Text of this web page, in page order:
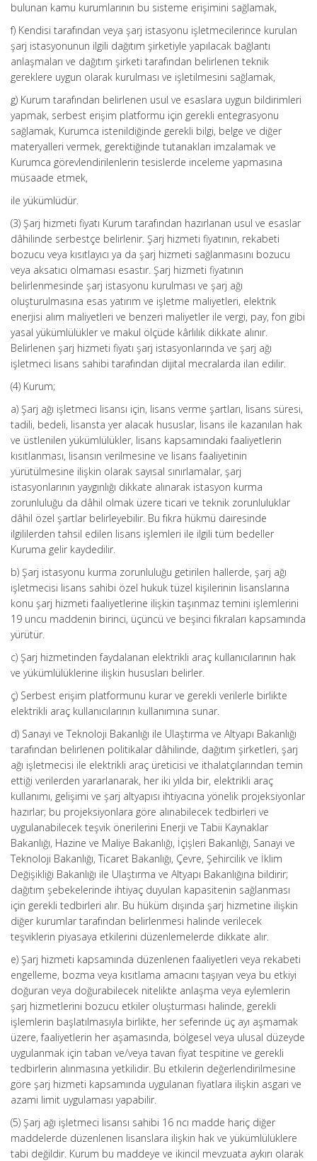
bulunan kamu kurumlarının bu sisteme erişimini sağlamak,
f) Kendisi tarafından veya şarj istasyonu işletmecilerince kurulan
şarj istasyonunun ilgili dağıtım şirketiyle yapılacak bağlantı
anlaşmaları ve dağıtım şirketi tarafından belirlenen teknik
gereklere uygun olarak kurulması ve işletilmesini sağlamak,
g) Kurum tarafından belirlenen usul ve esaslara uygun bildirimleri
yapmak, serbest erişim platformu için gerekli entegrasyonu
sağlamak, Kurumca istenildiğinde gerekli bilgi, belge ve diğer
materyalleri vermek, gerektiğinde tutanakları imzalamak ve
Kurumca görevlendirilenlerin tesislerde inceleme yapmasına
müsaade etmek,
ile yükümlüdür.
(3) Şarj hizmeti fiyatı Kurum tarafından hazırlanan usul ve esaslar
dâhilinde serbestçe belirlenir. Şarj hizmeti fiyatının, rekabeti
bozucu veya kısıtlayıcı ya da şarj hizmeti sağlanmasını bozucu
veya aksatıcı olmaması esastır. Şarj hizmeti fiyatının
belirlenmesinde şarj istasyonu kurulması ve şarj ağı
oluşturulmasına esas yatırım ve işletme maliyetleri, elektrik
enerjisi alım maliyetleri ve benzeri maliyetler ile vergi, pay, fon gibi
yasal yükümlülükler ve makul ölçüde kârlılık dikkate alınır.
Belirlenen şarj hizmeti fiyatı şarj istasyonlarında ve şarj ağı
işletmeci lisans sahibi tarafından dijital mecralarda ilan edilir.
(4) Kurum;
a) Şarj ağı işletmeci lisansı için, lisans verme şartları, lisans süresi,
tadili, bedeli, lisansta yer alacak hususlar, lisans ile kazanılan hak
ve üstlenilen yükümlülükler, lisans kapsamındaki faaliyetlerin
kısıtlanması, lisansın verilmesine ve lisans faaliyetinin
yürütülmesine ilişkin olarak sayısal sınırlamalar, şarj
istasyonlarının yaygınlığı dikkate alınarak istasyon kurma
zorunluluğu da dâhil olmak üzere ticari ve teknik zorunluluklar
dâhil özel şartlar belirleyebilir. Bu fıkra hükmü dairesinde
ilgililerden tahsil edilen lisans işlemleri ile ilgili tüm bedeller
Kuruma gelir kaydedilir.
b) Şarj istasyonu kurma zorunluluğu getirilen hallerde, şarj ağı
işletmecisi lisans sahibi özel hukuk tüzel kişilerinin lisanslarına
konu şarj hizmeti faaliyetlerine ilişkin taşınmaz temini işlemlerini
19 uncu maddenin birinci, üçüncü ve beşinci fıkraları kapsamında
yürütür.
c) Şarj hizmetinden faydalanan elektrikli araç kullanıcılarının hak
ve yükümlülüklerine ilişkin hususları belirler.
ç) Serbest erişim platformunu kurar ve gerekli verilerle birlikte
elektrikli araç kullanıcılarının kullanımına sunar.
d) Sanayi ve Teknoloji Bakanlığı ile Ulaştırma ve Altyapı Bakanlığı
tarafından belirlenen politikalar dâhilinde, dağıtım şirketleri, şarj
ağı işletmecisi ile elektrikli araç üreticisi ve ithalatçılarından temin
ettiği verilerden yararlanarak, her iki yılda bir, elektrikli araç
kullanımı, gelişimi ve şarj altyapısı ihtiyacına yönelik projeksiyonlar
hazırlar; bu projeksiyonlara göre alınabilecek tedbirleri ve
uygulanabilecek teşvik önerilerini Enerji ve Tabii Kaynaklar
Bakanlığı, Hazine ve Maliye Bakanlığı, İçişleri Bakanlığı, Sanayi ve
Teknoloji Bakanlığı, Ticaret Bakanlığı, Çevre, Şehircilik ve İklim
Değişikliği Bakanlığı ile Ulaştırma ve Altyapı Bakanlığına bildirir;
dağıtım şebekelerinde ihtiyaç duyulan kapasitenin sağlanması
için gerekli tedbirleri alır. Bu hüküm dışında şarj hizmetine ilişkin
diğer kurumlar tarafından belirlenmesi halinde verilecek
teşviklerin piyasaya etkilerini düzenlemelerde dikkate alır.
e) Şarj hizmeti kapsamında düzenlenen faaliyetleri veya rekabeti
engelleme, bozma veya kısıtlama amacını taşıyan veya bu etkiyi
doğuran veya doğurabilecek nitelikte anlaşma veya eylemlerin
şarj hizmetlerini bozucu etkiler oluşturması halinde, gerekli
işlemlerin başlatılmasıyla birlikte, her seferinde üç ayı aşmamak
üzere, faaliyetlerin her aşamasında, bölgesel veya ulusal düzeyde
uygulanmak için taban ve/veya tavan fiyat tespitine ve gerekli
tedbirlerin alınmasına yetkilidir. Bu etkilerin değerlendirilmesine
göre şarj hizmeti kapsamında uygulanan fiyatlara ilişkin asgari ve
azami limit uygulaması yapabilir.
(5) Şarj ağı işletmeci lisansı sahibi 16 ncı madde hariç diğer
maddelerde düzenlenen lisanslara ilişkin hak ve yükümlülüklere
tabi değildir. Kurum bu maddeye ve ikincil mevzuata aykırı olarak